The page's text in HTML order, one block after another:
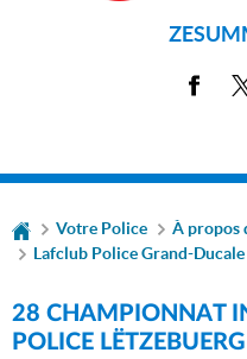
Votre Police À propos
Lafclub Police Grand-Ducale
28 CHAMPIONNAT
POLICE LËTZEBUERG